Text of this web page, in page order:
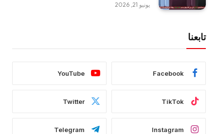
يونيو 21, 2026
تابعنا
Facebook
YouTube
TikTok
Twitter
Instagram
Telegram